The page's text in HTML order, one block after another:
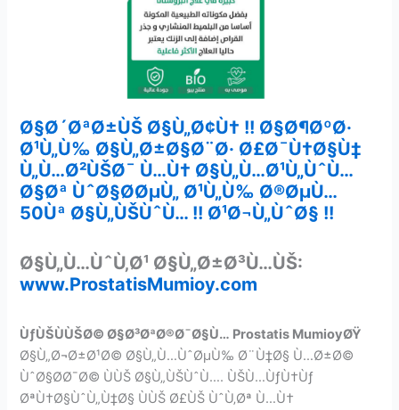
Ø§Ø´ØªØ±ÙŠ Ø§Ù„Ø¢Ù† !! Ø§Ø¶ØºØ·
Ø¹Ù„Ù‰ Ø§Ù„Ø±Ø§Ø¨Ø· Ø£Ø¯Ù†Ø§Ù‡
Ù„Ù…Ø²ÙŠØ¯ Ù…Ù† Ø§Ù„Ù…Ø¹Ù„ÙˆÙ…
Ø§Øª ÙˆØ§Ø­ØµÙ„ Ø¹Ù„Ù‰ Ø®ØµÙ…
50Ùª Ø§Ù„ÙŠÙˆÙ… !! Ø¹Ø¬Ù„ÙˆØ§ !!
Ø§Ù„Ù…ÙˆÙ‚Ø¹ Ø§Ù„Ø±Ø³Ù…ÙŠ:
www.ProstatisMumioy.com
ÙƒÙŠÙÙŠØ© Ø§Ø³ØªØ®Ø¯Ø§Ù… Prostatis MumioyØŸ
Ø§Ù„Ø¬Ø±Ø¹Ø© Ø§Ù„Ù…ÙˆØµÙ‰ Ø¨Ù‡Ø§ Ù…Ø±Ø©
ÙˆØ§Ø­Ø¯Ø© ÙÙŠ Ø§Ù„ÙŠÙˆÙ…. ÙŠÙ…ÙƒÙ†Ùƒ
ØªÙ†Ø§ÙˆÙ„Ù‡Ø§ ÙÙŠ Ø£ÙŠ ÙˆÙ‚Øª Ù…Ù†